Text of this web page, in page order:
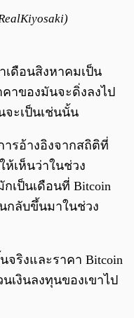
เดือนสิงหาคมเป็น
าของมันจะดิ่งลงไป
จะเป็นเช่นนั้น
ารอ้างอิงจากสถิติที่
ห้เห็นว่าในช่วง
เป็นเดือนที่ Bitcoin
กลับขึ้นมาในช่วง
จริงและราคา Bitcoin
เงินลงทุนของเขาไป